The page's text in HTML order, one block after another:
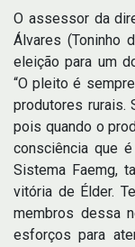
O assessor da
Álvares (Toninho
eleição para um
“O pleito é
produtores rurais.
pois quando o
consciência que
Sistema Faemg,
vitória de Élder.
membros dessa
esforços para